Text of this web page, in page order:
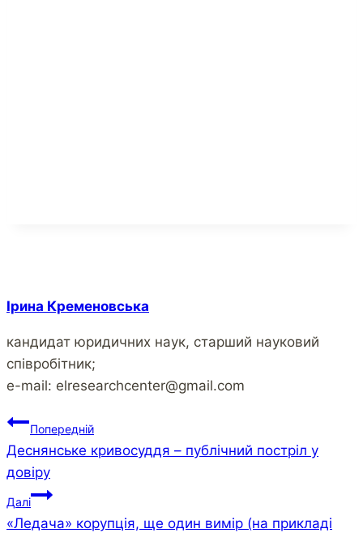
Ірина Кременовська
кандидат юридичних наук, старший науковий
співробітник;
e-mail: elresearchcenter@gmail.com
Навігація
записів
Попередній
Деснянське кривосуддя – публічний постріл у
довіру
Далі
«Ледача» корупція, ще один вимір (на прикладі